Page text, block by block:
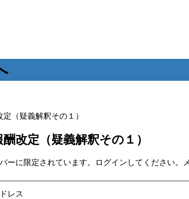
（疑義解釈その１）
酬改定（疑義解釈その１）
ーに限定されています。ログインしてください。
レス